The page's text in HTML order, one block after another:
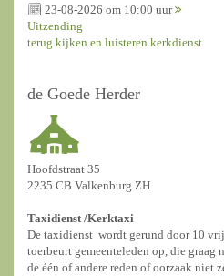
23-08-2026 om 10:00 uur
Uitzending
terug kijken en luisteren kerkdienst
de Goede Herder
Hoofdstraat 35
2235 CB Valkenburg ZH
Taxidienst /Kerktaxi
De taxidienst wordt gerund door 10
toerbeurt gemeenteleden op, die graag
de één of andere reden of oorzaak niet